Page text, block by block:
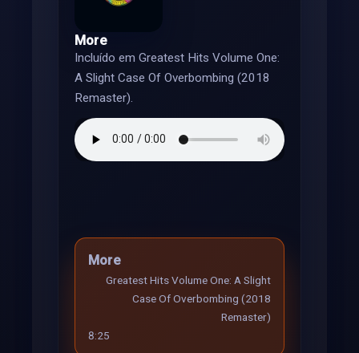
More
Incluído em Greatest Hits Volume One:
A Slight Case Of Overbombing (2018
Remaster).
More
Greatest Hits Volume One: A Slight
Case Of Overbombing (2018
Remaster)
8:25